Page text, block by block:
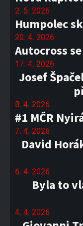
2. 5. 2026
Humpolec
20. 4. 2026
Autocross
17. 4. 2026
Josef
8. 4. 2026
#1 MČR
7. 4. 2026
David
6. 4. 2026
Byla to
4. 4. 2026